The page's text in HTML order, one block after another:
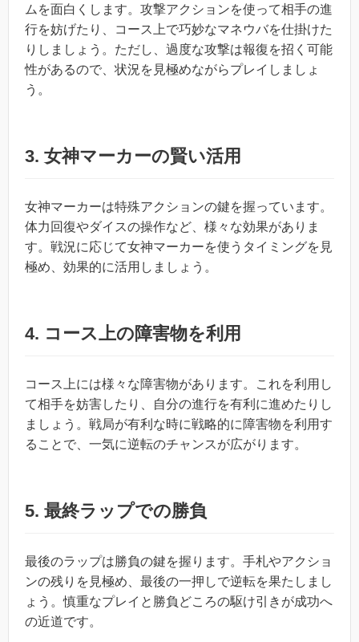
ムを面白くします。攻撃アクションを使って相手の進
行を妨げたり、コース上で巧妙なマネウバを仕掛けた
りしましょう。ただし、過度な攻撃は報復を招く可能
性があるので、状況を見極めながらプレイしましょ
う。
3. 女神マーカーの賢い活用
女神マーカーは特殊アクションの鍵を握っています。
体力回復やダイスの操作など、様々な効果がありま
す。戦況に応じて女神マーカーを使うタイミングを見
極め、効果的に活用しましょう。
4. コース上の障害物を利用
コース上には様々な障害物があります。これを利用し
て相手を妨害したり、自分の進行を有利に進めたりし
ましょう。戦局が有利な時に戦略的に障害物を利用す
ることで、一気に逆転のチャンスが広がります。
5. 最終ラップでの勝負
最後のラップは勝負の鍵を握ります。手札やアクショ
ンの残りを見極め、最後の一押しで逆転を果たしまし
ょう。慎重なプレイと勝負どころの駆け引きが成功へ
の近道です。